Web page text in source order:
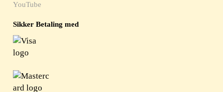
YouTube
Sikker Betaling med